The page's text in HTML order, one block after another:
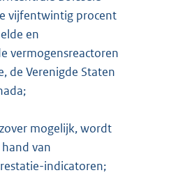
vijfentwintig procent
en
vermogensreactoren
de Verenigde Staten
mogelijk, wordt
van
indicatoren;